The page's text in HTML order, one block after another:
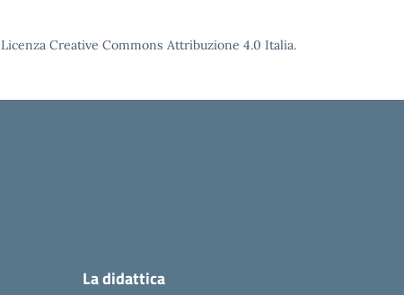
Licenza Creative Commons Attribuzione 4.0 Italia.
La didattica